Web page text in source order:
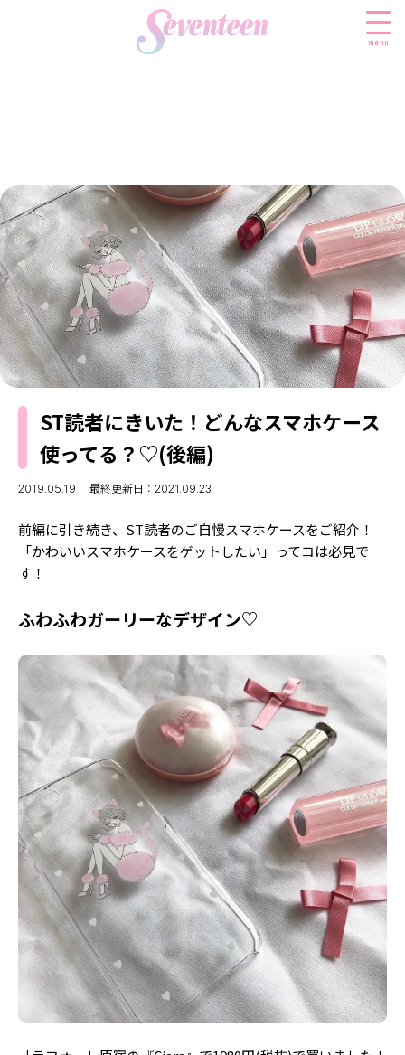
menu
FASHION
ファッションニュース
モデル私服
着回し
着痩せ
BEAUTY
ビューティニュース
トレンドメイク
ベストコスメ
ヘアアレンジ・ヘアケア
スキンケア
ボディケア
SCHOOL
スクールニュース
制服コーデ
学校ヘアメイク
勉強・受験・進路
ENTERTAINMENT
エンタメニュース
なにわ男子
K-POP
LIFESTYLE
ライフスタイルニュース
JKランキング・アワード
モデルの購入品
おでかけ
JK TREND
MODELS
MODEL'S BLOG
TikTok
Instagram
YouTube
ゲッターズ飯田
MISS SEVENTEEN
ミスセブンティーンニュース
MAGAZINE
バックナンバー
INFORMATION
Seventeenについて
Follow us
ST member
新規会員登録・ログイン
ST読者にきいた！どんなスマホケース
使ってる？♡(後編)
2019.05.19 最終更新日：2021.09.23
前編に引き続き、ST読者のご自慢スマホケースをご紹介！
「かわいいスマホケースをゲットしたい」ってコは必見で
す！
ふわふわガーリーなデザイン♡